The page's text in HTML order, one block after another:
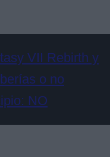
VII Rebirth y
o no
NO